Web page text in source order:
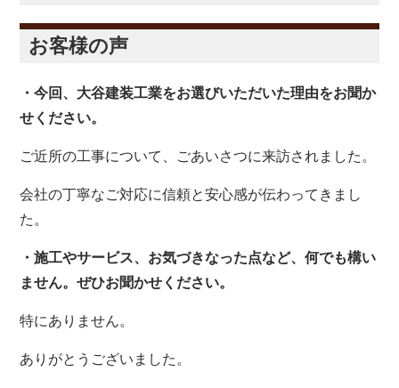
お客様の声
・今回、大谷建装工業をお選びいただいた理由をお聞か
せください。
ご近所の工事について、ごあいさつに来訪されました。
会社の丁寧なご対応に信頼と安心感が伝わってきまし
た。
・施工やサービス、お気づきなった点など、何でも構い
ません。ぜひお聞かせください。
特にありません。
ありがとうございました。